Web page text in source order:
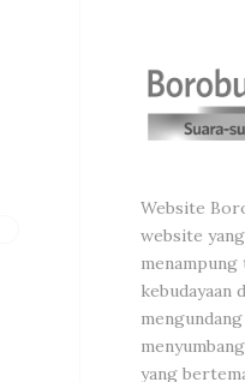
Website
website
kebudayaan
yang